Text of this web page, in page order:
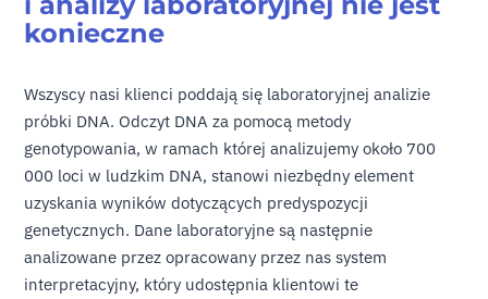
konieczne
Wszyscy nasi klienci poddają się laboratoryjnej analizie
próbki DNA. Odczyt DNA za pomocą metody
genotypowania, w ramach której analizujemy około 700
000 loci w ludzkim DNA, stanowi niezbędny element
uzyskania wyników dotyczących predyspozycji
genetycznych. Dane laboratoryjne są następnie
analizowane przez opracowany przez nas system
interpretacyjny, który udostępnia klientowi te